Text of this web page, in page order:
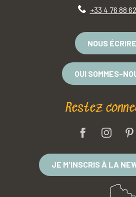
+33 4 76 88
NOUS ÉCRIRE
QUI SOMMES-
Restez
JE M'INSCRIS À LA